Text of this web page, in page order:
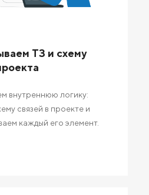
ТЗ и схему
внутреннюю логику:
связей в проекте и
каждый его элемент.